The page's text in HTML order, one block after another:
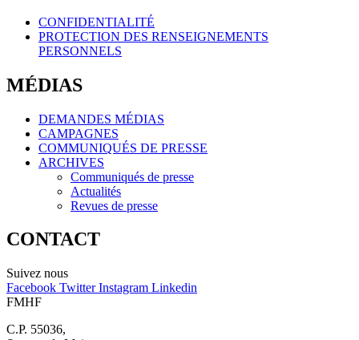
CONFIDENTIALITÉ
PROTECTION DES RENSEIGNEMENTS
PERSONNELS
MÉDIAS
DEMANDES MÉDIAS
CAMPAGNES
COMMUNIQUÉS DE PRESSE
ARCHIVES
Communiqués de presse
Actualités
Revues de presse
CONTACT
Suivez nous
Facebook Twitter Instagram Linkedin
FMHF
C.P. 55036,